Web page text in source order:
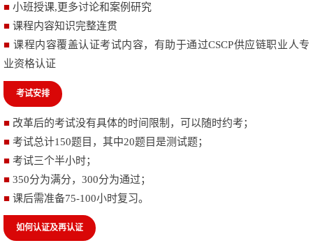
■ 小班授课,更多讨论和案例研究
■ 课程内容知识完整连贯
■课程内容覆盖认证考试内容，有助于通过CSCP供应链职业人专
业资格认证
考试安排
■ 改革后的考试没有具体的时间限制，可以随时约考；
■ 考试总计150题目，其中20题目是测试题；
■ 考试三个半小时；
■ 350分为满分， 300分为通过；
■ 课后需准备75-100小时复习。
如何认证及再认证